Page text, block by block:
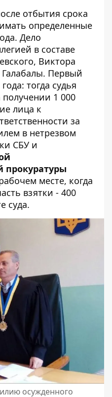
отбытия срока
определенные
Дело
в составе
Виктора
Первый
тогда судья
получении 1 000
лица к
за
в нетрезвом
СБУ и
прокуратуры
месте, когда
взятки - 400
суда.
осужденного